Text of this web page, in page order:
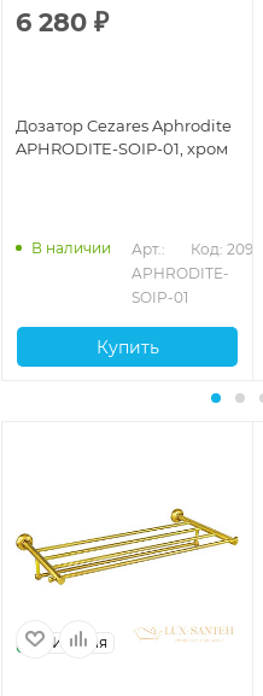
6 280 ₽
Дозатор Cezares Aphrodite
APHRODITE-SOIP-01, хром
В наличии
Арт.:
APHRODITE-
SOIP-01
Код: 20962
Купить
Италия